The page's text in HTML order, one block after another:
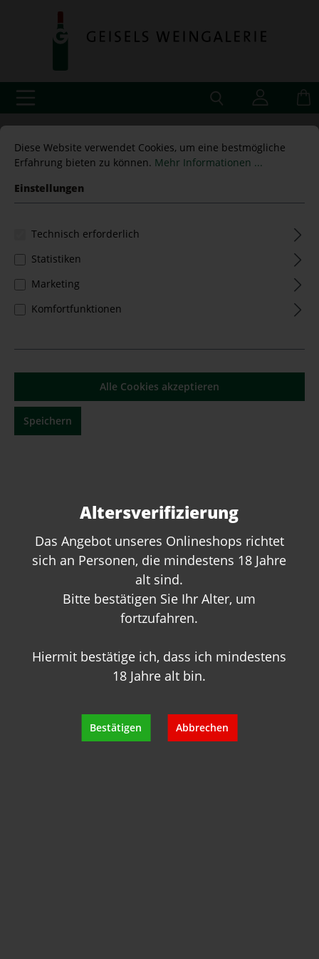
Altersverifizierung
Das Angebot unseres Onlineshops richtet
sich an Personen, die mindestens 18 Jahre
alt sind.
Bitte bestätigen Sie Ihr Alter, um
fortzufahren.
Hiermit bestätige ich, dass ich mindestens
18 Jahre alt bin.
Bestätigen Abbrechen
Rotwein Italien Rot Lombardei
Inhalt:0.75 Liter(102,67 €* / 1 Liter)
77,00 €*
Diese Website verwendet Cookies, um eine bestmögliche
Erfahrung bieten zu können. Mehr Informationen ...
Einstellungen
Technisch erforderlich
Statistiken
Marketing
Komfortfunktionen
Alle Cookies akzeptieren
Speichern